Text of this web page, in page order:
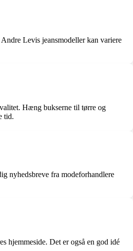
Levis jeansmodeller kan variere
Hæng bukserne til tørre og
tid.
nyhedsbreve fra modeforhandlere
hjemmeside. Det er også en god idé